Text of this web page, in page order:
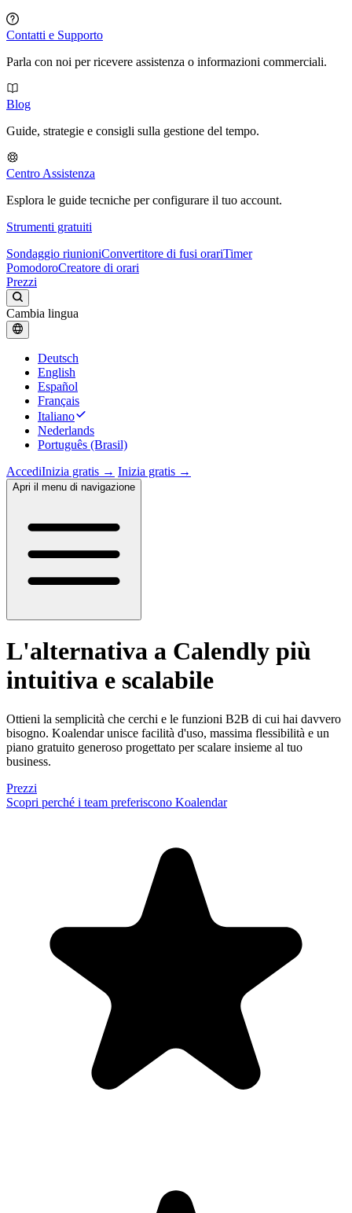
Contatti e Supporto
Parla con noi per ricevere assistenza o informazioni commerciali.
Blog
Guide, strategie e consigli sulla gestione del tempo.
Centro Assistenza
Esplora le guide tecniche per configurare il tuo account.
Strumenti gratuiti
Sondaggio riunioniConvertitore di fusi orariTimer
PomodoroCreatore di orari
Prezzi
Cambia lingua
Deutsch
English
Español
Français
Italiano
Nederlands
Português (Brasil)
AccediInizia gratis → Inizia gratis →
Apri il menu di navigazione
L'alternativa a Calendly più
intuitiva e scalabile
Ottieni la semplicità che cerchi e le funzioni B2B di cui hai davvero
bisogno. Koalendar unisce facilità d'uso, massima flessibilità e un
piano gratuito generoso progettato per scalare insieme al tuo
business.
Prezzi
Scopri perché i team preferiscono Koalendar